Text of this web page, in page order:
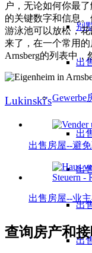
别
出
Gewerbe
出
出
出
出
户，无论如何你最
的关键数字和信息
游泳池可以放松，
来了，在一个常用
Arnsberg的列表中，
Lukinski's
出售房屋--避
出售房屋--业
查询房产和